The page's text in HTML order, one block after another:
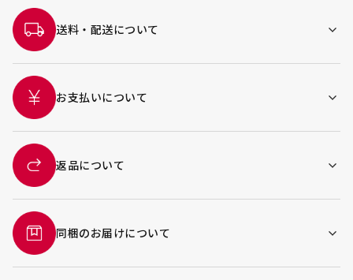
送料・配送について
お支払いについて
返品について
同梱のお届けについて